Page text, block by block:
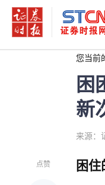
您当前
困
新
来源：
点赞 困住